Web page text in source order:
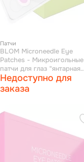
Патчи
BLOM Microneedle Eye
Patches - Микроигольные
патчи для глаз "янтарная
кислота" 4 пары
Недоступно для
заказа